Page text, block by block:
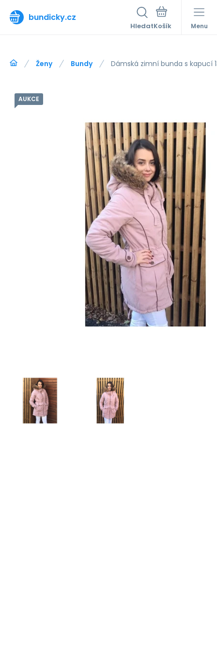
bundicky.cz
Hledat Menu
Ženy Bundy Dámská zimní bunda s kapucí
AUKCE